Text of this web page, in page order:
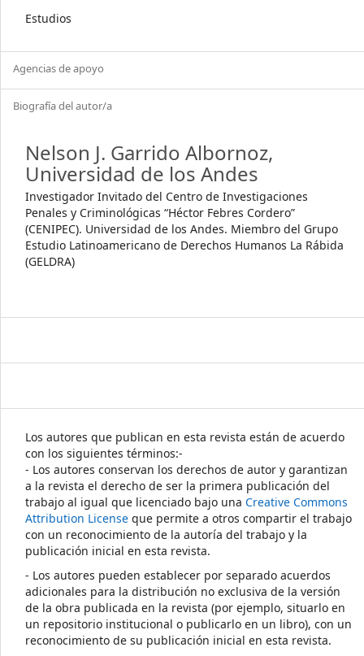
Estudios
Agencias de apoyo
Biografía del autor/a
Nelson J. Garrido Albornoz,
Universidad de los Andes
Investigador Invitado del Centro de Investigaciones
Penales y Criminológicas “Héctor Febres Cordero”
(CENIPEC). Universidad de los Andes. Miembro del Grupo
Estudio Latinoamericano de Derechos Humanos La Rábida
(GELDRA)
Los autores que publican en esta revista están de acuerdo
con los siguientes términos:-
- Los autores conservan los derechos de autor y garantizan
a la revista el derecho de ser la primera publicación del
trabajo al igual que licenciado bajo una Creative Commons
Attribution License que permite a otros compartir el trabajo
con un reconocimiento de la autoría del trabajo y la
publicación inicial en esta revista.
- Los autores pueden establecer por separado acuerdos
adicionales para la distribución no exclusiva de la versión
de la obra publicada en la revista (por ejemplo, situarlo en
un repositorio institucional o publicarlo en un libro), con un
reconocimiento de su publicación inicial en esta revista.